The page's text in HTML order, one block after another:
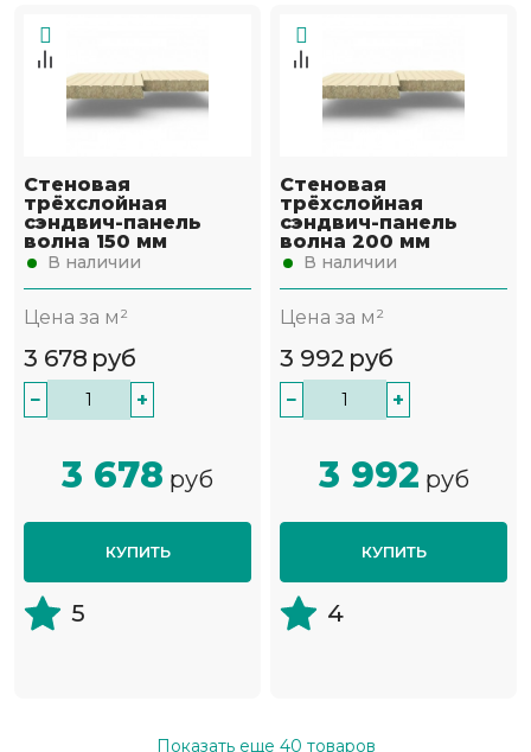
Стеновая
трёхслойная
сэндвич-панель
волна 150 мм
В наличии
Цена за м²
3 678 руб
− +
3 678 руб
КУПИТЬ
5
Стеновая
трёхслойная
сэндвич-панель
волна 200 мм
В наличии
Цена за м²
3 992 руб
− +
3 992 руб
КУПИТЬ
4
Показать еще 40 товаров